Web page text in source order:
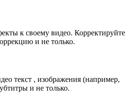
к своему видео. Корректируйте
и не только.
текст , изображения (например,
и не только.